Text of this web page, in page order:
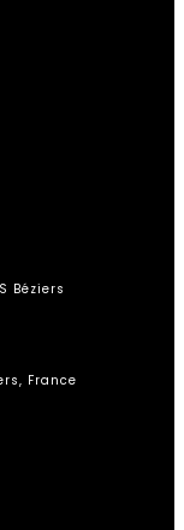
Béziers
France